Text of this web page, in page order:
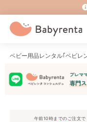
ベビー用品レンタル｢ベビレ
午前10時までのご注文で